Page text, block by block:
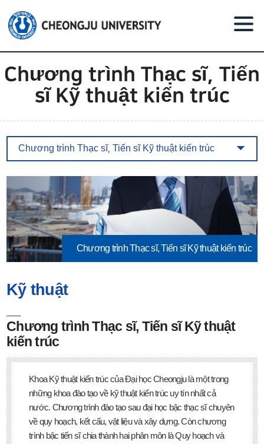
Chương trình Thạc sĩ, Tiến
sĩ Kỹ thuật kiến trúc
Chương trình Thạc sĩ, Tiến sĩ Kỹ thuật kiến trúc
Chương trình Thạc sĩ, Tiến sĩ Kỹ thuật kiến trúc
Kỹ thuật
Chương trình Thạc sĩ, Tiến sĩ Kỹ thuật
kiến trúc
Khoa Kỹ thuật kiến trúc của Đại học Cheongju là một trong
những khoa đào tạo về kỹ thuật kiến trúc uy tín nhất cả
nước. Chương trình đào tạo sau đại học bậc thạc sĩ chuyên
về quy hoạch, kết cấu, vật liệu và xây dựng. Còn chương
trình bậc tiến sĩ chia thành hai phân môn là Quy hoạch và